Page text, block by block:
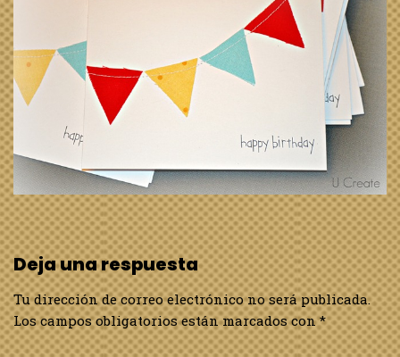
Deja una respuesta
Tu dirección de correo electrónico no será publicada.
Los campos obligatorios están marcados con*